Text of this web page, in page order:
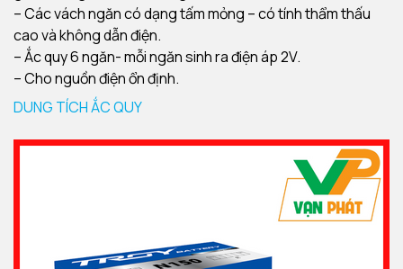
– Các vách ngăn có dạng tấm mỏng – có tính thẩm thấu
cao và không dẫn điện.
– Ắc quy 6 ngăn- mỗi ngăn sinh ra điện áp 2V.
– Cho nguồn điện ổn định.
DUNG TÍCH ẮC QUY